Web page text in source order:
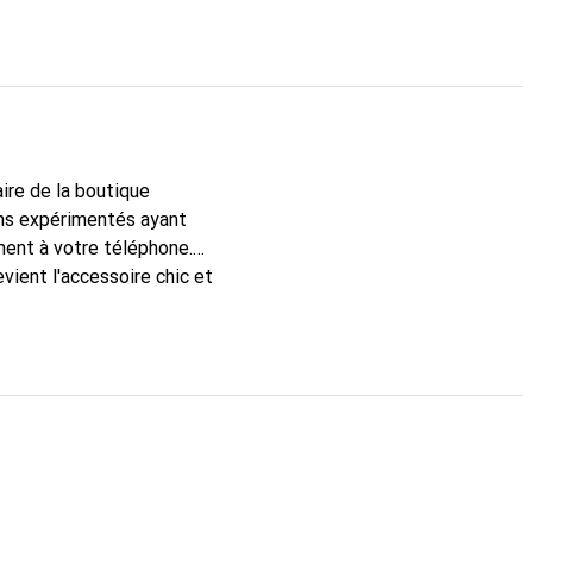
de la boutique
expérimentés ayant
à votre téléphone.
l'accessoire chic et